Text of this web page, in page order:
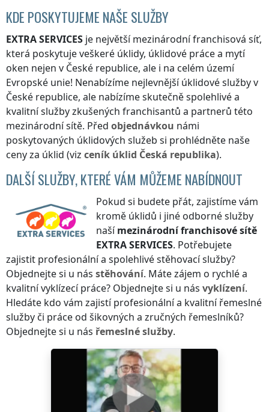
KDE POSKYTUJEME NAŠE SLUŽBY
EXTRA SERVICES je největší mezinárodní franchisová síť,
která poskytuje veškeré úklidy, úklidové práce a mytí
oken nejen v České republice, ale i na celém území
Evropské unie! Nenabízíme nejlevnější úklidové službyv
České republice, ale nabízíme skutečně spolehlivé a
kvalitní služby zkušených franchisantů a partnerů této
mezinárodní sítě. Před objednávkou námi
poskytovaných úklidových služeb si prohlédněte naše
ceny za úklid (viz ceník úklid Česká republika).
DALŠÍ SLUŽBY, KTERÉ VÁM MŮŽEME NABÍDNOUT
Pokud si budete přát, zajistíme vám
kromě úklidů i jiné odborné služby
našímezinárodní franchisové sítě
EXTRA SERVICES. Potřebujete
zajistit profesionální a spolehlivé stěhovací služby?
Objednejte si u nás stěhování. Máte zájem o rychlé a
kvalitní vyklízecí práce? Objednejte si u nás vyklízení.
Hledáte kdo vám zajistí profesionální a kvalitní řemeslné
služby či práce od šikovných a zručných řemeslníků?
Objednejte si u nás řemeslné služby.